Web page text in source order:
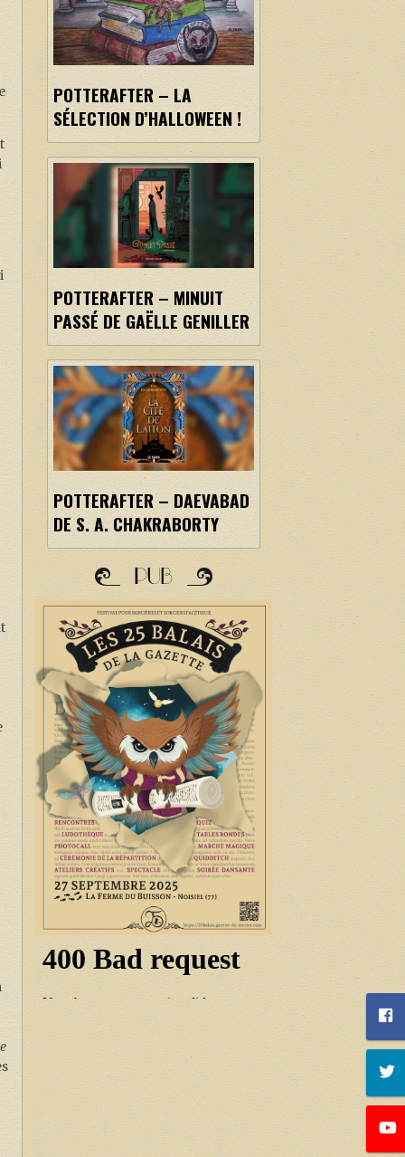
POTTERAFTER – LA
SÉLECTION D’HALLOWEEN !
POTTERAFTER – MINUIT
PASSÉ DE GAËLLE GENILLER
POTTERAFTER – DAEVABAD
DE S. A. CHAKRABORTY
PUB